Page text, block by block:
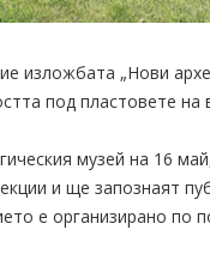
изложбата „Нови
под пластовете на
музей на 16
и ще запознаят
е организирано по